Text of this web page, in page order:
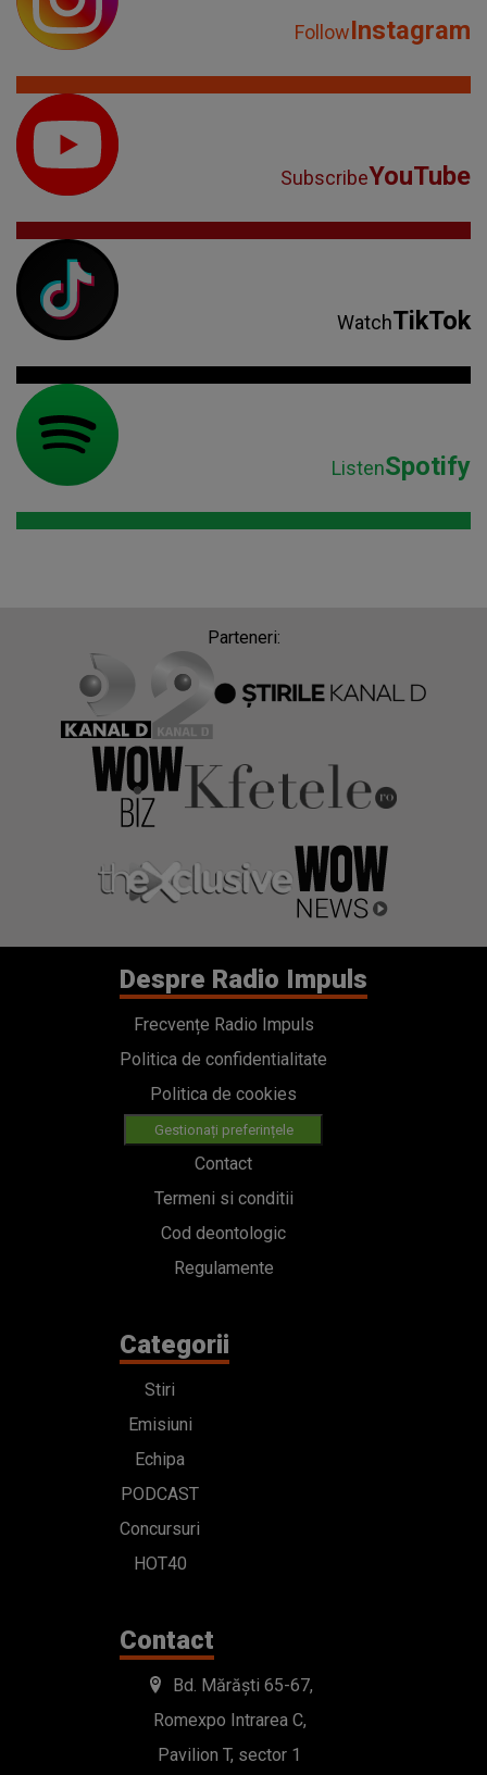
FollowInstagram
SubscribeYouTube
WatchTikTok
ListenSpotify
Parteneri:
Despre Radio Impuls
Frecvențe Radio Impuls
Politica de confidentialitate
Politica de cookies
Gestionați preferințele
Contact
Termeni si conditii
Cod deontologic
Regulamente
Categorii
Stiri
Emisiuni
Echipa
PODCAST
Concursuri
HOT40
Contact
Bd. Mărăști 65-67,
Romexpo Intrarea C,
Pavilion T, sector 1